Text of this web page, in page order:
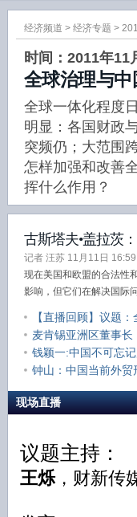
经济频道 > 经济专题 >
时间：2011年
全球治理与中
全球一体化程度
明显：各国财政
突频仍；大范围
怎样加强和改善
挥什么作用？
古斯塔夫•盖拉茨
记者 汪苏 11月11日 16:59
现在美国和欧盟的合法性
影响，但它们在解决国际
【直播回顾】议题
麦肯锡亚洲区董事长
扮演领军者
钱颖一:中国不可忘
钟山：中国当前外贸
现场直播